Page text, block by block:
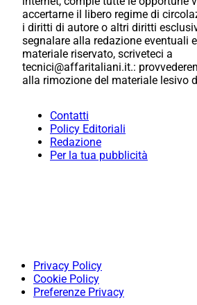
accertarne il libero regime di
i diritti di autore o altri diritti
segnalare alla redazione eventuali
materiale riservato, scriveteci a
tecnici@affaritaliani.it.:
alla rimozione del materiale lesivo
Contatti
Policy Editoriali
Redazione
Per la tua pubblicità
Privacy Policy
Cookie Policy
Preferenze Privacy